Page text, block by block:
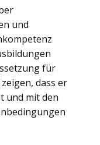
und
für
dass er
und mit den